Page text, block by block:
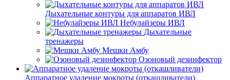
Дыхательные контуры для аппаратов ИВЛ
Небулайзеры ИВЛ
Дыхательные
тренажеры
Мешки Амбу
Озоновый дезинфектор
Аппаратное удаление мокроты (откашливатели)